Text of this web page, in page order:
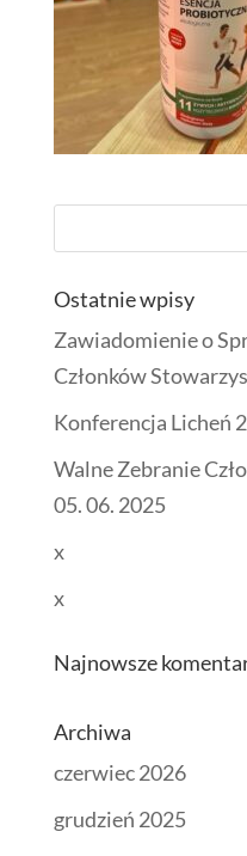
Ostatnie wpisy
Zawiadomienie o
Członków
Konferencja Licheń
Walne Zebranie
05. 06. 2025
x
x
Najnowsze
Archiwa
czerwiec 2026
grudzień 2025